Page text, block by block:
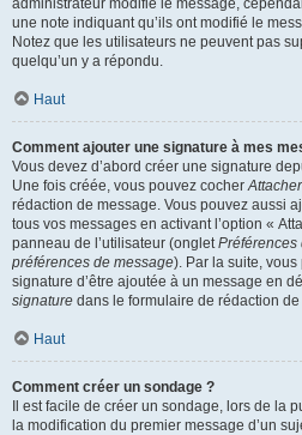
administrateur modifie le message,
une note indiquant qu’ils ont modifié le
Notez que les utilisateurs ne peuvent pas
quelqu’un y a répondu.
Haut
Comment ajouter une signature à mes
Vous devez d’abord créer une signature
Une fois créée, vous pouvez cocher
rédaction de message. Vous pouvez aussi
tous vos messages en activant l’option «
panneau de l’utilisateur (ongletPréférences
préférences de message). Par la suite,
signature d’être ajoutée à un message en
signature dans le formulaire de rédaction
Haut
Comment créer un sondage ?
Il est facile de créer un sondage, lors de la
la modification du premier message d’un